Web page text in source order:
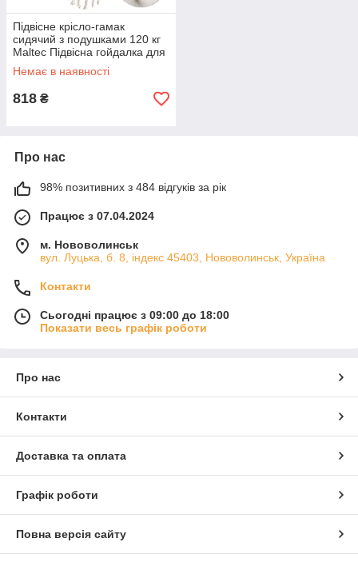
Підвісне крісло-гамак
сидячий з подушками 120 кг
Maltec Підвісна гойдалка для
дому
Немає в наявності
818 ₴
Про нас
98% позитивних з 484 відгуків за рік
Працює з 07.04.2024
м. Нововолинськ
вул. Луцька, б. 8, індекс 45403, Нововолинськ, Україна
Контакти
Сьогодні працює з 09:00 до 18:00
Показати весь графік роботи
Про нас
Контакти
Доставка та оплата
Графік роботи
Повна версія сайту